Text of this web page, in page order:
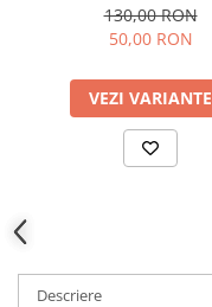
130,00 RON
50,00 RON
VEZI VARIANTE
Descriere